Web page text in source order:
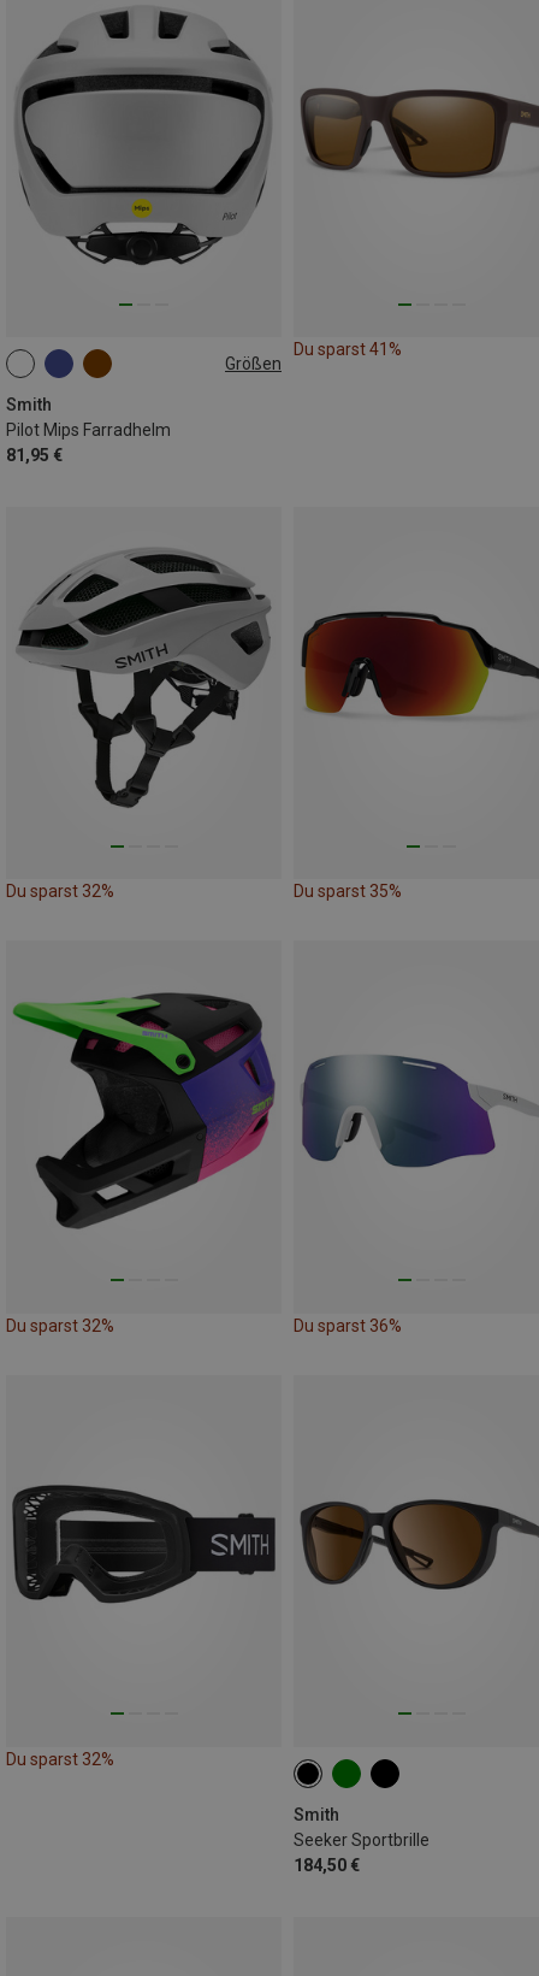
Größen
Smith
Pilot Mips Farradhelm
81,95 €
51-55CM
59-62CM
Du sparst 41%
Du sparst 32% Du sparst 35%
Du sparst 32% Du sparst 36%
Du sparst 32%
Smith
Seeker Sportbrille
184,50 €